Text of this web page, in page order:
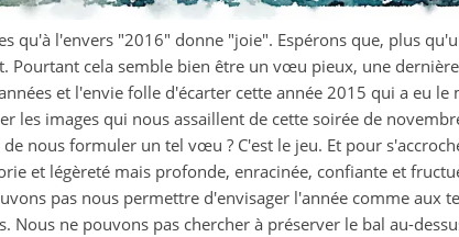
qu'à l'envers "2016" donne "joie". Espérons que, plus
Pourtant cela semble bien être un vœu pieux, une
et l'envie folle d'écarter cette année 2015 qui a eu
les images qui nous assaillent de cette soirée de
nous formuler un tel vœu ? C'est le jeu. Et pour
et légèreté mais profonde, enracinée, confiante et
pas nous permettre d'envisager l'année comme aux
Nous ne pouvons pas chercher à préserver le bal au-